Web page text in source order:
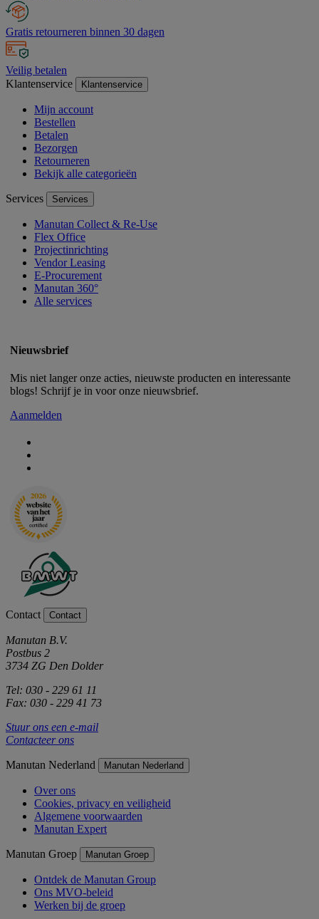
Gratis retourneren binnen 30 dagen
Veilig betalen
Klantenservice
Klantenservice
Mijn account
Bestellen
Betalen
Bezorgen
Retourneren
Bekijk alle categorieën
Services Services
Manutan Collect & Re-Use
Flex Office
Projectinrichting
Vendor Leasing
E-Procurement
Manutan 360°
Alle services
Nieuwsbrief
Mis niet langer onze acties, nieuwste producten en interessante
blogs! Schrijf je in voor onze nieuwsbrief.
Aanmelden
Contact Contact
Manutan B.V.
Postbus 2
3734 ZG Den Dolder
Tel: 030 - 229 61 11
Fax: 030 - 229 41 73
Stuur ons een e-mail
Contacteer ons
Manutan Nederland Manutan Nederland
Over ons
Cookies, privacy en veiligheid
Algemene voorwaarden
Manutan Expert
Manutan Groep Manutan Groep
Ontdek de Manutan Group
Ons MVO-beleid
Werken bij de groep